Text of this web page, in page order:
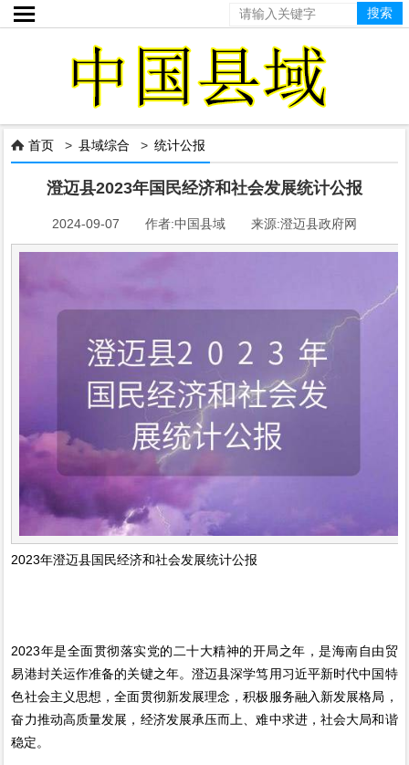

 首页 >县域综合 >统计公报
澄迈县2023年国民经济和社会发展统计公报
2024-09-07 作者:中国县域 来源:澄迈县政府网
2023年澄迈县国民经济和社会发展统计公报
2023年是全面贯彻落实党的二十大精神的开局之年，是海南自由贸
易港封关运作准备的关键之年。澄迈县深学笃用习近平新时代中国特
色社会主义思想，全面贯彻新发展理念，积极服务融入新发展格局，
奋力推动高质量发展，经济发展承压而上、难中求进，社会大局和谐
稳定。